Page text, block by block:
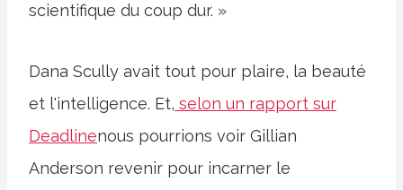
scientifique du coup dur. »
Dana Scully avait tout pour plaire, la beauté
et l'intelligence. Et, selon un rapport sur
Deadlinenous pourrions voir Gillian
Anderson revenir pour incarner le